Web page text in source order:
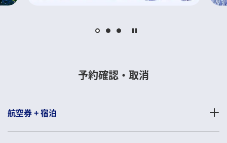
予約確認・取消
航空券 + 宿泊